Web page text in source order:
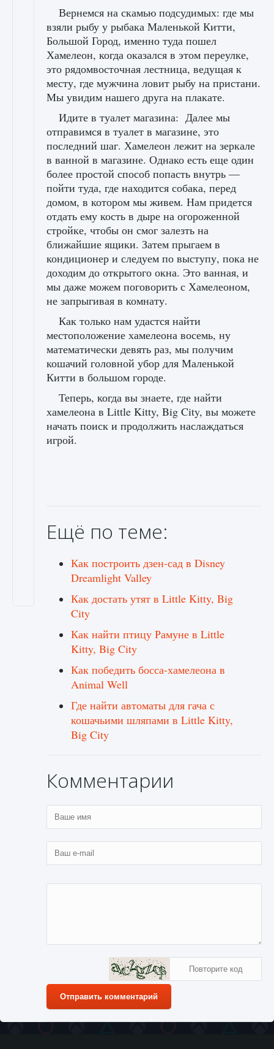
Вернемся на скамью подсудимых: где мы
взяли рыбу у рыбака Маленькой Китти,
Большой Город, именно туда пошел
Хамелеон, когда оказался в этом переулке,
это рядомвосточная лестница, ведущая к
месту, где мужчина ловит рыбу на пристани.
Мы увидим нашего друга на плакате.
Идите в туалет магазина: Далее мы
отправимся в туалет в магазине, это
последний шаг. Хамелеон лежит на зеркале
в ванной в магазине. Однако есть еще один
более простой способ попасть внутрь —
пойти туда, где находится собака, перед
домом, в котором мы живем. Нам придется
отдать ему кость в дыре на огороженной
стройке, чтобы он смог залезть на
ближайшие ящики. Затем прыгаем в
кондиционер и следуем по выступу, пока не
доходим до открытого окна. Это ванная, и
мы даже можем поговорить с Хамелеоном,
не запрыгивая в комнату.
Как только нам удастся найти
местоположение хамелеона восемь, ну
математически девять раз, мы получим
кошачий головной убор для Маленькой
Китти в большом городе.
Теперь, когда вы знаете, где найти
хамелеона в Little Kitty, Big City, вы можете
начать поиск и продолжить наслаждаться
игрой.
Ещё по теме:
Как построить дзен-сад в Disney
Dreamlight Valley
Как достать утят в Little Kitty, Big
City
Как найти птицу Рамуне в Little
Kitty, Big City
Как победить босса-хамелеона в
Animal Well
Где найти автоматы для гача с
кошачьими шляпами в Little Kitty,
Big City
Комментарии
Отправить комментарий